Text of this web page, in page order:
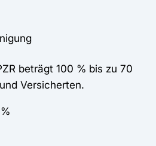
beträgt 100 % bis zu 70
Versicherten.